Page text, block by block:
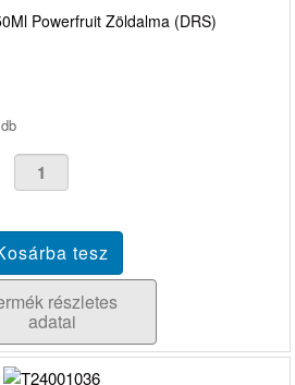
Powerfruit Zöldalma (DRS)
részletes
adatai